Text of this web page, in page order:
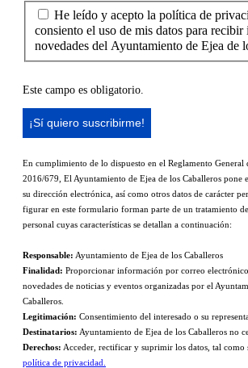
He leído y acepto la política de
consiento el uso de mis datos para
novedades del Ayuntamiento de Ejea de
Este campo es obligatorio.
En cumplimiento de lo dispuesto en el Reglamento General
2016/679, El Ayuntamiento de Ejea de los Caballeros pone
su dirección electrónica, así como otros datos de carácter
figurar en este formulario forman parte de un tratamiento
personal cuyas características se detallan a continuación:
Responsable: Ayuntamiento de Ejea de los Caballeros
Finalidad: Proporcionar información por correo
novedades de noticias y eventos organizadas por el
Caballeros.
Legitimación: Consentimiento del interesado o su
Destinatarios: Ayuntamiento de Ejea de los Caballeros no
Derechos: Acceder, rectificar y suprimir los datos, tal como
política de privacidad.